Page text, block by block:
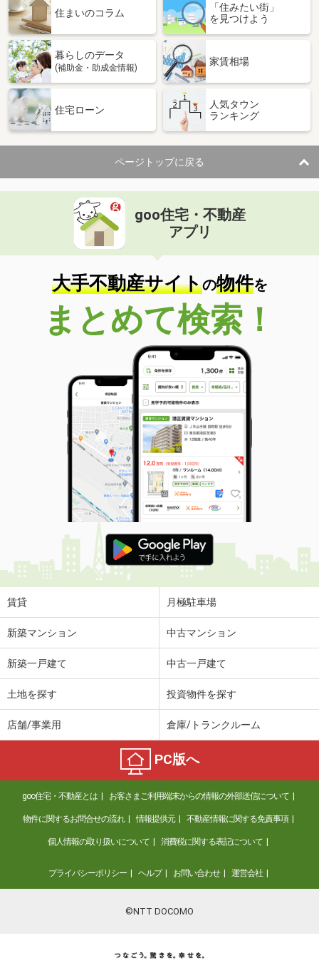
住まいのコラム
「住みたい街」
を見つけよう
暮らしのデータ
(補助金・助成金情報)
家賃相場
住宅ローン
人気タウン
ランキング
ページトップに戻る
goo住宅・不動産
アプリ
大手不動産サイトの物件を
まとめて検索！
賃貸 月極駐車場
新築マンション 中古マンション
新築一戸建て 中古一戸建て
土地を探す 投資物件を探す
店舗/事業用 倉庫/トランクルーム
PC版へ
goo住宅・不動産とは お客さまご利用端末からの情報の外部送信について
物件に関するお問合せの流れ 情報提供元 不動産情報に関する免責事項
個人情報の取り扱いについて 消費税に関する表記について
プライバシーポリシー ヘルプ お問い合わせ 運営会社
©NTT DOCOMO